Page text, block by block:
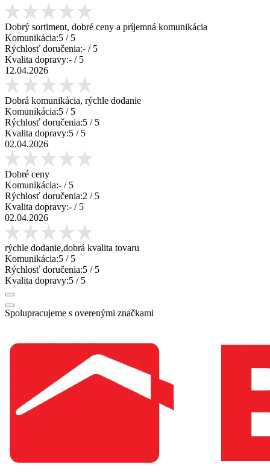
Dobrý sortiment, dobré ceny a príjemná komunikácia
Komunikácia:5 / 5
Rýchlosť doručenia:- / 5
Kvalita dopravy:- / 5
12.04.2026
Dobrá komunikácia, rýchle dodanie
Komunikácia:5 / 5
Rýchlosť doručenia:5 / 5
Kvalita dopravy:5 / 5
02.04.2026
Dobré ceny
Komunikácia:- / 5
Rýchlosť doručenia:2 / 5
Kvalita dopravy:- / 5
02.04.2026
rýchle dodanie,dobrá kvalita tovaru
Komunikácia:5 / 5
Rýchlosť doručenia:5 / 5
Kvalita dopravy:5 / 5
Spolupracujeme s overenými značkami